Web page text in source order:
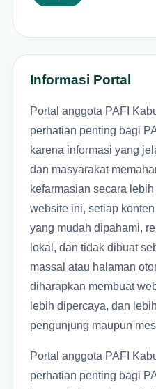
Informasi Portal
Portal anggota PAFI
perhatian penting bagi
karena informasi yang
dan masyarakat
kefarmasian secara
website ini, setiap
yang mudah dipahami,
lokal, dan tidak dibuat
massal atau halaman
diharapkan membuat
lebih dipercaya, dan
pengunjung maupun
Portal anggota PAFI
perhatian penting bagi